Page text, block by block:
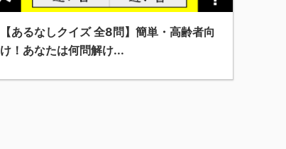
【あるなしクイズ 全8問】簡単・高齢者向
け！あなたは何問解け...